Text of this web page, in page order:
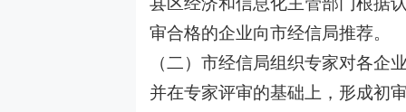
审合格的企业向市经信局推荐。
（二）市经信局组织专家对各企
并在专家评审的基础上，形成初